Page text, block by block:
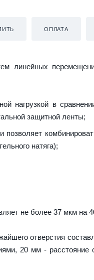
ОПЛАТА
линейных
нагрузкой в
защитной ленты;
натяга);
не более 37 мкм на
отверстия
20 мм - расстояние